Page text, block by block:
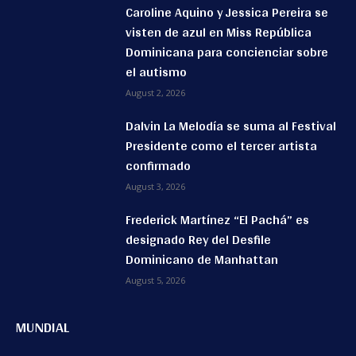
Caroline Aquino y Jessica Pereira se
visten de azul en Miss República
Dominicana para concienciar sobre
el autismo
August 2, 2026
Dalvin La Melodía se suma al Festival
Presidente como el tercer artista
confirmado
August 3, 2026
Frederick Martínez “El Pachá” es
designado Rey del Desfile
Dominicano de Manhattan
August 5, 2026
MUNDIAL